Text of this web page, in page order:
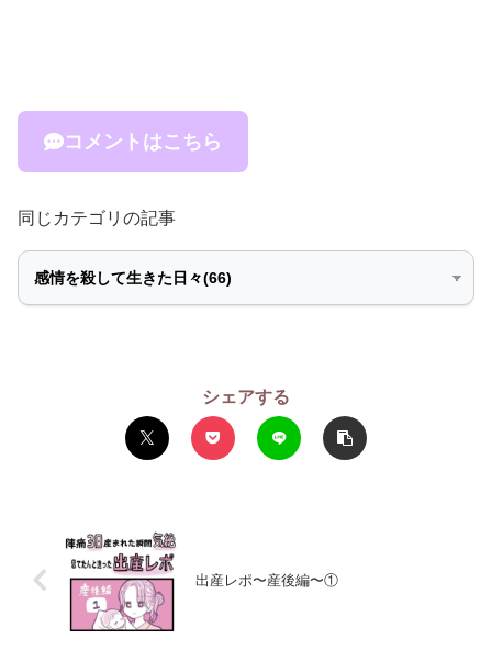
コメントはこちら
同じカテゴリの記事
シェアする
出産レポ〜産後編〜①